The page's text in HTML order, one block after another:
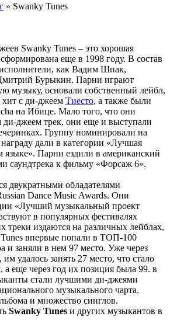
» Swanky Tunes
Swanky Tunes – это хорошая
еще в 1998 году. В состав
как Вадим Шпак,
Бурыкин. Парни играют
музыку, основали собственный лейбл,
хит с ди-джеем Тиесто, а также были
на Ибице. Мало того, что они
ди-джеем трек, они еще и выступали
Группу номинировали на
дали в категории «Лучшая
языке». Парни ездили в американский
саундтрека к фильму «Форсаж 6».
двукратными обладателями
Dance Music Awards. Они
«Лучший музыкальный проект
в популярных фестивалях
издаются на различных лейблах,
впервые попали в ТОП-100
и заняли в нем 97 место. Уже через
, им удалось занять 27 место, что стало
еще через год их позиция была 99. в
стали лучшими ди-джеями
музыкального чарта.
и множество синглов.
Swanky Tunes и других музыкантов в